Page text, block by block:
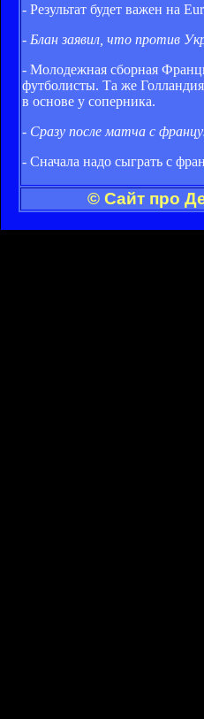
- Результат будет важен на
- Блан заявил, что против
- Молодежная сборная
футболисты. Та же
в основе у соперника.
- Сразу после матча с
- Сначала надо сыграть с
© Сайт про